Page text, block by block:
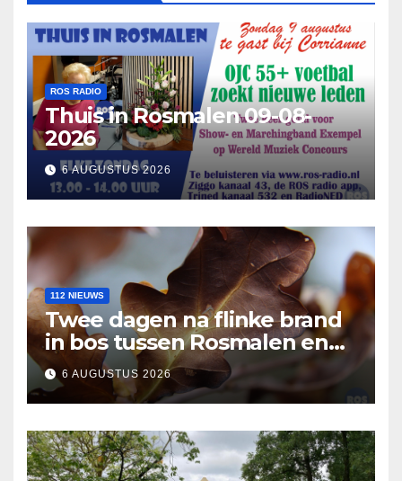
ROS RADIO
Thuis in Rosmalen 09-08-
2026
6 AUGUSTUS 2026
112 NIEUWS
Twee dagen na flinke brand
in bos tussen Rosmalen en
Nuland
6 AUGUSTUS 2026